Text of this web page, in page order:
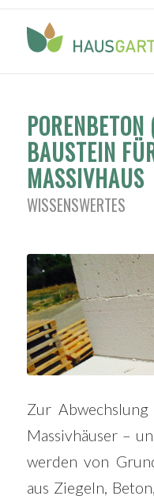
BAUSTEIN
MASSIVHAUS
WISSENSWERTES
Zur
Massivhäuser –
werden von
aus Ziegeln,